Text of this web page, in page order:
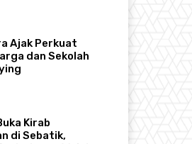
Ajak Perkuat
dan Sekolah
Kirab
di Sebatik,